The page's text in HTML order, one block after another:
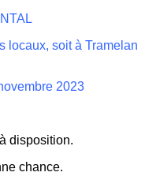
locaux, soit à Tramelan
2023
disposition.
chance.